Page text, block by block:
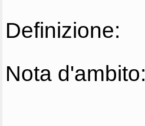
Definizione:
Nota d'ambito: